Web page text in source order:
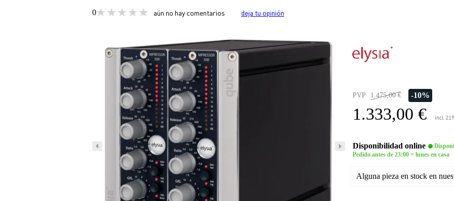
0 aún no hay comentarios deja tu opinión
PVP 1.475,00 € -10%
1.333,00 € incl.
Disponibilidad online
Pedido antes de 23:00 = lunes en casa
Alguna pieza en stock en